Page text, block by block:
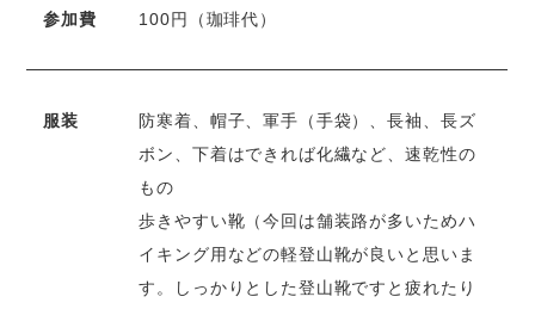
参加費 100円（珈琲代）
服装
防寒着、帽子、軍手（手袋）、長袖、長ズ
ボン、下着はできれば化繊など、速乾性の
もの
歩きやすい靴（今回は舗装路が多いためハ
イキング用などの軽登山靴が良いと思いま
す。しっかりとした登山靴ですと疲れたり